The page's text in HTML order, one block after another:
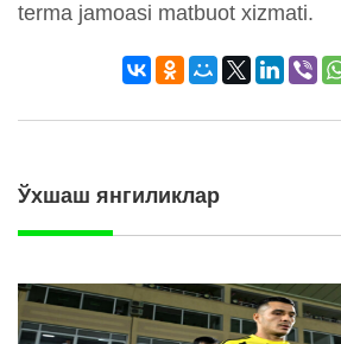
terma jamoasi matbuot xizmati.
Ўхшаш янгиликлар